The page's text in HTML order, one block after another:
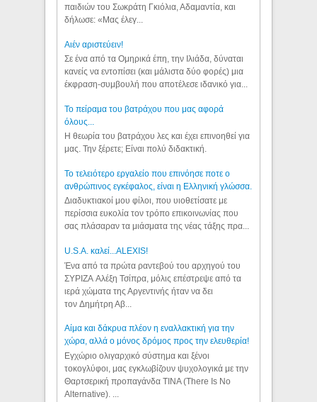
παιδιών του Σωκράτη Γκιόλια, Αδαμαντία, και
δήλωσε: «Μας έλεγ...
Aιέν αριστεύειν!
Σε ένα από τα Ομηρικά έπη, την Ιλιάδα, δύναται
κανείς να εντοπίσει (και μάλιστα δύο φορές) μια
έκφραση-συμβουλή που αποτέλεσε ιδανικό για...
Το πείραμα του βατράχου που μας αφορά
όλους...
Η θεωρία του βατράχου λες και έχει επινοηθεί για
μας. Την ξέρετε; Είναι πολύ διδακτική.
Το τελειότερο εργαλείο που επινόησε ποτε ο
ανθρώπινος εγκέφαλος, είναι η Ελληνική γλώσσα.
Διαδυκτιακοί μου φίλοι, που υιοθετίσατε με
περίσσια ευκολία τον τρόπο επικοινωνίας που
σας πλάσαραν τα μιάσματα της νέας τάξης πρα...
U.S.A. καλεί...ALEXIS!
Ένα από τα πρώτα ραντεβού του αρχηγού του
ΣΥΡΙΖΑ Αλέξη Τσίπρα, μόλις επέστρεψε από τα
ιερά χώματα της Αργεντινής ήταν να δει
τον Δημήτρη Αβ...
Αίμα και δάκρυα πλέον η εναλλακτική για την
χώρα, αλλά ο μόνος δρόμος προς την ελευθερία!
Εγχώριο ολιγαρχικό σύστημα και ξένοι
τοκογλύφοι, μας εγκλωβίζουν ψυχολογικά με την
Θαρτσερική προπαγάνδα TINA (There Is No
Alternative). ...